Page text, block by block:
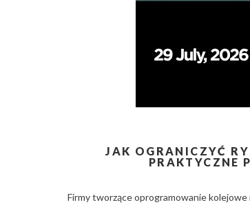
JAK OGRANICZYĆ
PRAKTYCZNE
Firmy tworzące oprogramowanie kolejowe